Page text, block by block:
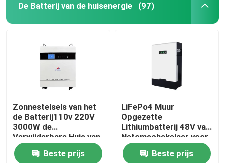
Kwaliteitscontrole
Contacteer ons
nieuws
Alle Gevallen
Lithium Ionenlifepo4 Batterij
De Batterij van de huisenergie (97)
Zonnestelsels van het
de Batterij110v 220V
3000W de
Verwijderbare Huis van
de huisenergie
Beste prijs
LiFePo4 Muur
Opgezette
Lithiumbatterij 48V van
Netomschakelaar voor
het Systeem van de
Huis Zonnemacht
Beste prijs